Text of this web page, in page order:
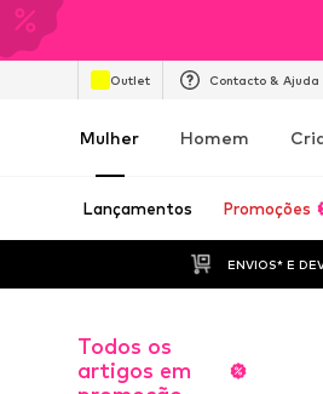
Outlet Contacto & Ajuda
Mulher Homem
Lançamentos Promoções
ENVIOS* E
Todos os
artigos em